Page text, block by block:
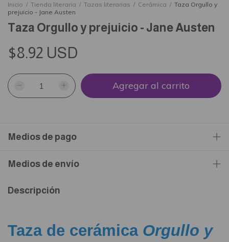
Inicio / Tienda literaria / Tazas literarias / Cerámica / Taza Orgullo y
prejuicio - Jane Austen
Taza Orgullo y prejuicio - Jane Austen
$8.92 USD
Medios de pago
Medios de envío
Descripción
Taza de cerámicaOrgullo y